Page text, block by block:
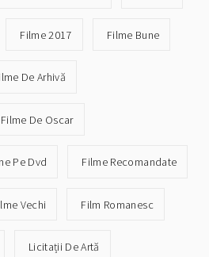
Filme 2017 Filme Bune
De Arhivă
Filme De Oscar
Pe Dvd Filme Recomandate
Vechi Film Romanesc
Licitații De Artă